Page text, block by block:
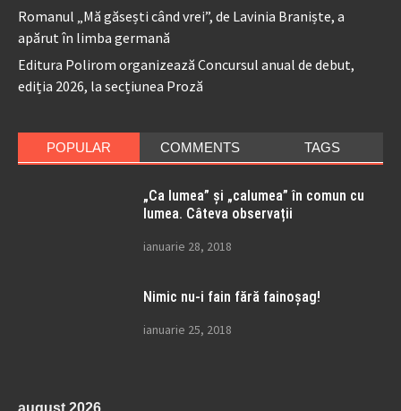
Romanul „Mă găsești când vrei”, de Lavinia Braniște, a
apărut în limba germană
Editura Polirom organizează Concursul anual de debut,
ediția 2026, la secțiunea Proză
POPULAR COMMENTS TAGS
„Ca lumea” și „calumea” în comun cu
lumea. Câteva observații
ianuarie 28, 2018
Nimic nu-i fain fără fainoșag!
ianuarie 25, 2018